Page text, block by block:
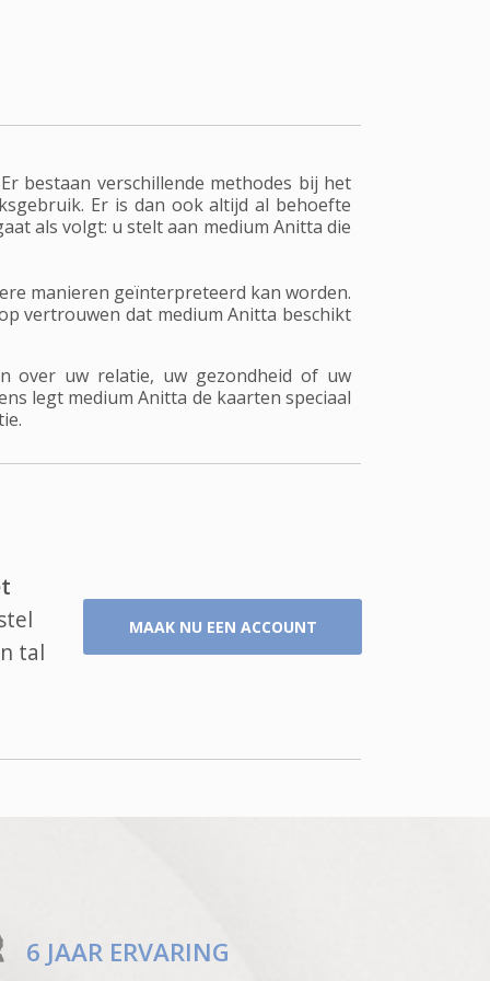
bestaan verschillende methodes bij het
Er is dan ook altijd al behoefte
als volgt: u stelt aan medium Anitta die
manieren geïnterpreteerd kan worden.
vertrouwen dat medium Anitta beschikt
over uw relatie, uw gezondheid of uw
legt medium Anitta de kaarten speciaal
tal
MAAK NU EEN ACCOUNT
6 JAAR ERVARING